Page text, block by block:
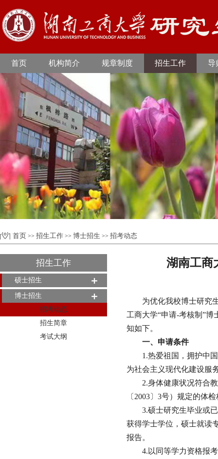
首页 机构简介 规章制度 招生工作 导
首页 >> 招生工作 >> 博士招生 >> 招考动态
招生工作
硕士招生
博士招生
招考动态
招生简章
考试大纲
湖南工商
为优化我校博士研究
工商大学“申请-考核制”
知如下。
一、申请条件
1.热爱祖国，拥护中
为社会主义现代化建设服
2.身体健康状况符合
〔2003〕3号）规定的体
3.硕士研究生毕业或
获得学士学位，硕士就读
报告。
4.以同等学力资格报